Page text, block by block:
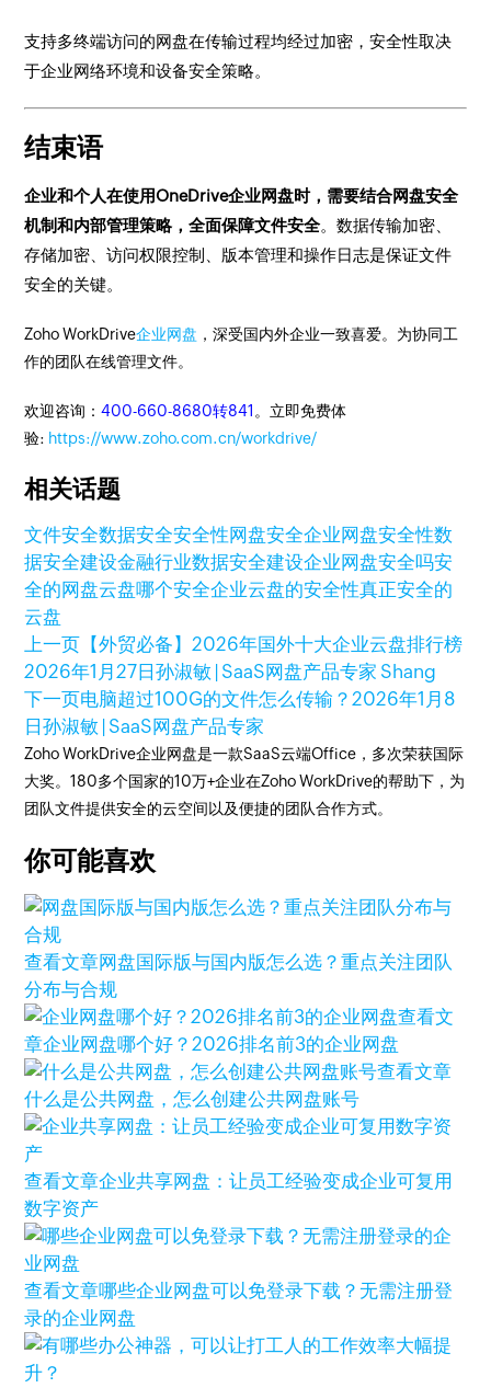
支持多终端访问的网盘在传输过程均经过加密，安全性取决
于企业网络环境和设备安全策略。
结束语
企业和个人在使用OneDrive企业网盘时，需要结合网盘安全
机制和内部管理策略，全面保障文件安全。数据传输加密、
存储加密、访问权限控制、版本管理和操作日志是保证文件
安全的关键。
Zoho WorkDrive企业网盘 ，深受国内外企业一致喜爱。为协同工
作的团队在线管理文件。
欢迎咨询：400-660-8680转841 。立即免费体
验: https://www.zoho.com.cn/workdrive/
相关话题
文件安全数据安全安全性网盘安全企业网盘安全性数
据安全建设金融行业数据安全建设企业网盘安全吗安
全的网盘云盘哪个安全企业云盘的安全性真正安全的
云盘
上一页 【外贸必备】2026年国外十大企业云盘排行榜
2026年1月27日孙淑敏 | SaaS网盘产品专家 Shang
下一页电脑超过100G的文件怎么传输？2026年1月8
日孙淑敏 | SaaS网盘产品专家
Zoho WorkDrive企业网盘是一款SaaS云端Office，多次荣获国际
大奖。180多个国家的10万+企业在Zoho WorkDrive的帮助下，为
团队文件提供安全的云空间以及便捷的团队合作方式。
你可能喜欢
查看文章网盘国际版与国内版怎么选？重点关注团队
分布与合规
查看文
章企业网盘哪个好？2026排名前3的企业网盘
查看文章
什么是公共网盘，怎么创建公共网盘账号
查看文章企业共享网盘：让员工经验变成企业可复用
数字资产
查看文章哪些企业网盘可以免登录下载？无需注册登
录的企业网盘